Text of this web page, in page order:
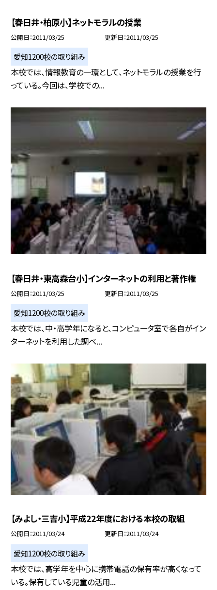
【春日井・柏原小】ネットモラルの授業
公開日 2011/03/25 更新日 2011/03/25
愛知1200校の取り組み
本校では、情報教育の一環として、ネットモラルの授業を行
っている。今回は、学校での...
【春日井・東高森台小】インターネットの利用と著作権
公開日 2011/03/25 更新日 2011/03/25
愛知1200校の取り組み
本校では、中・高学年になると、コンピュータ室で各自がイン
ターネットを利用した調べ...
【みよし・三吉小】平成22年度における本校の取組
公開日 2011/03/24 更新日 2011/03/24
愛知1200校の取り組み
本校では、高学年を中心に携帯電話の保有率が高くなって
いる。保有している児童の活用...